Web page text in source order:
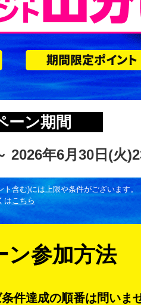
ーン期間
2026年6月30日(火
ト含む)には上限や条件がございます。
はこちら
ン参加方法
条件達成の順番は問いま